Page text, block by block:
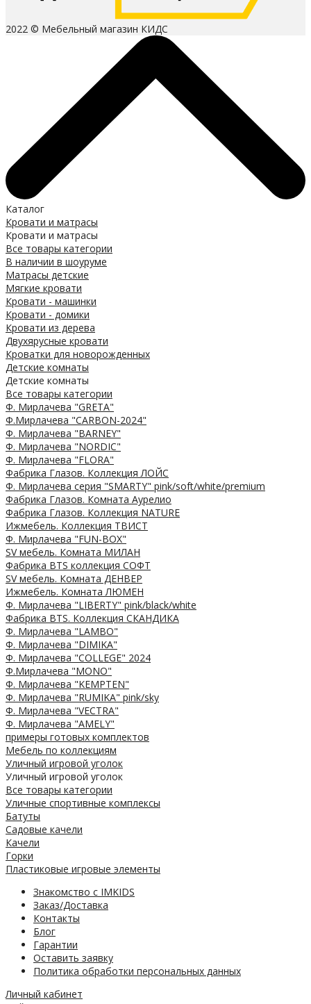
2022 © Мебельный магазин КИДС
Каталог
Кровати и матрасы
Кровати и матрасы
Все товары категории
В наличии в шоуруме
Матрасы детские
Мягкие кровати
Кровати - машинки
Кровати - домики
Кровати из дерева
Двухярусные кровати
Кроватки для новорожденных
Детские комнаты
Детские комнаты
Все товары категории
Ф. Мирлачева "GRETA"
Ф.Мирлачева "CARBON-2024"
Ф. Мирлачева "BARNEY"
Ф. Мирлачева "NORDIC"
Ф. Мирлачева "FLORA"
Фабрика Глазов. Коллекция ЛОЙС
Ф. Мирлачева серия "SMARTY" pink/soft/white/premium
Фабрика Глазов. Комната Аурелио
Фабрика Глазов. Коллекция NATURE
Ижмебель. Коллекция ТВИСТ
Ф. Мирлачева "FUN-BOX"
SV мебель. Комната МИЛАН
Фабрика BTS коллекция СОФТ
SV мебель. Комната ДЕНВЕР
Ижмебель. Комната ЛЮМЕН
Ф. Мирлачева "LIBERTY" pink/black/white
Фабрика BTS. Коллекция СКАНДИКА
Ф. Мирлачева "LAMBO"
Ф. Мирлачева "DIMIKA"
Ф. Мирлачева "COLLEGE" 2024
Ф.Мирлачева "MONO"
Ф. Мирлачева "KEMPTEN"
Ф. Мирлачева "RUMIKA" pink/sky
Ф. Мирлачева "VECTRA"
Ф. Мирлачева "AMELY"
примеры готовых комплектов
Мебель по коллекциям
Уличный игровой уголок
Уличный игровой уголок
Все товары категории
Уличные спортивные комплексы
Батуты
Садовые качели
Качели
Горки
Пластиковые игровые элементы
Знакомство с IMKIDS
Заказ/Доставка
Контакты
Блог
Гарантии
Оставить заявку
Политика обработки персональных данных
Личный кабинет